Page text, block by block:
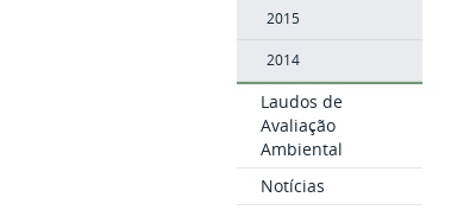
2015
2014
Laudos de
Avaliação
Ambiental
Notícias